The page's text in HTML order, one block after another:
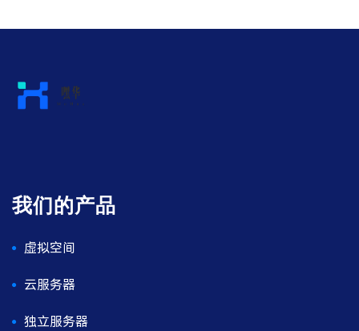
我们的产品
虚拟空间
云服务器
独立服务器